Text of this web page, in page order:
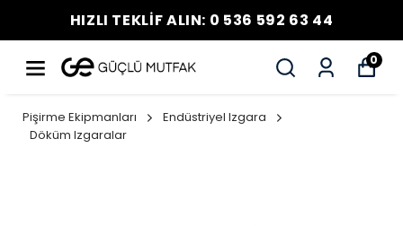
HIZLI TEKLİF ALIN: 0 536 592 63 44
0
Pişirme Ekipmanları
Endüstriyel Izgara
Döküm Izgaralar